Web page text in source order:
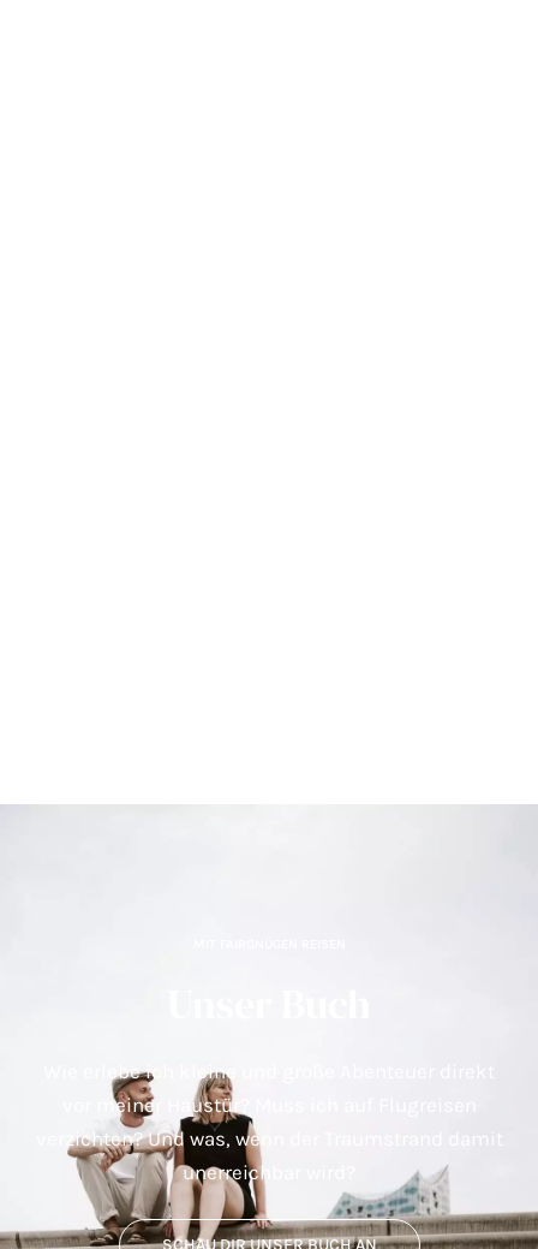
Wie erlebe ich kleine und große Abenteuer direkt
vor meiner Haustür? Muss ich auf Flugreisen
verzichten? Und was, wenn der Traumstrand damit
unerreichbar wird?
SCHAU DIR UNSER BUCH AN